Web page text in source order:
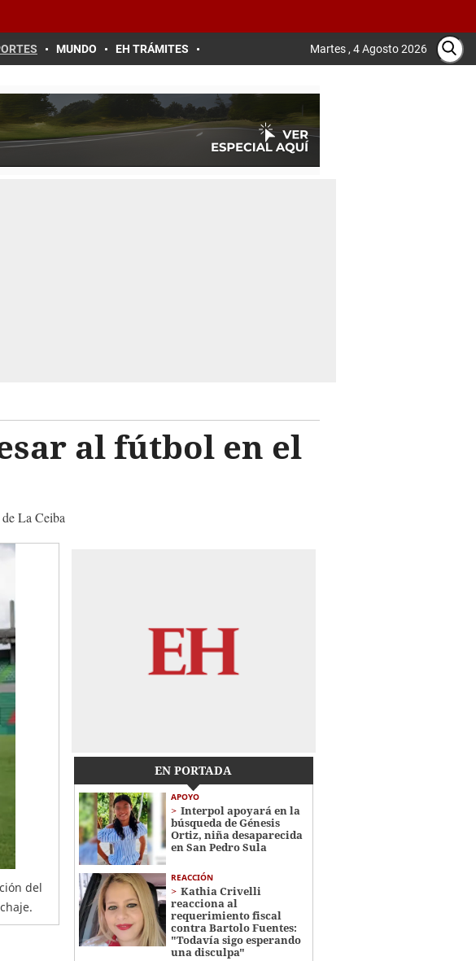
MUNDO EH TRÁMITES Martes , 4 Agosto 2026
al fútbol en el
La Ceiba
del
EN PORTADA
APOYO
Interpol apoyará en la
búsqueda de Génesis
Ortiz, niña desaparecida
en San Pedro Sula
REACCIÓN
Kathia Crivelli
reacciona al
requerimiento fiscal
contra Bartolo Fuentes:
"Todavía sigo esperando
una disculpa"